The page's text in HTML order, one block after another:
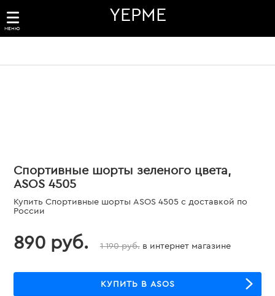
МЕНЮ
YEPME
Спортивные шорты зеленого цвета,
ASOS 4505
Купить Спортивные шорты ASOS 4505 с доставкой по
России
890 руб. 1 190 руб. в интернет магазине
КУПИТЬ В ASOS